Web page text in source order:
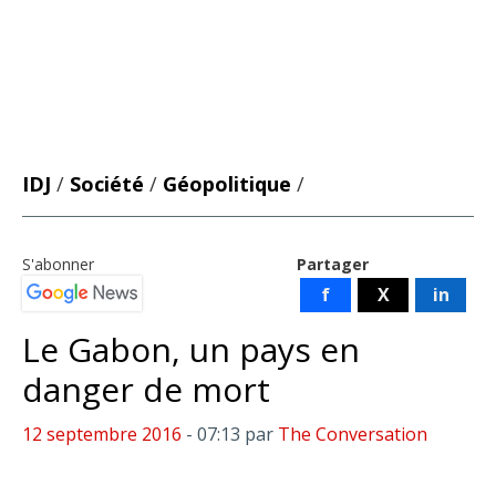
IDJ / Société / Géopolitique /
Partager
f X in
S'abonner
Le Gabon, un pays en
danger de mort
12 septembre 2016 - 07:13 par The Conversation